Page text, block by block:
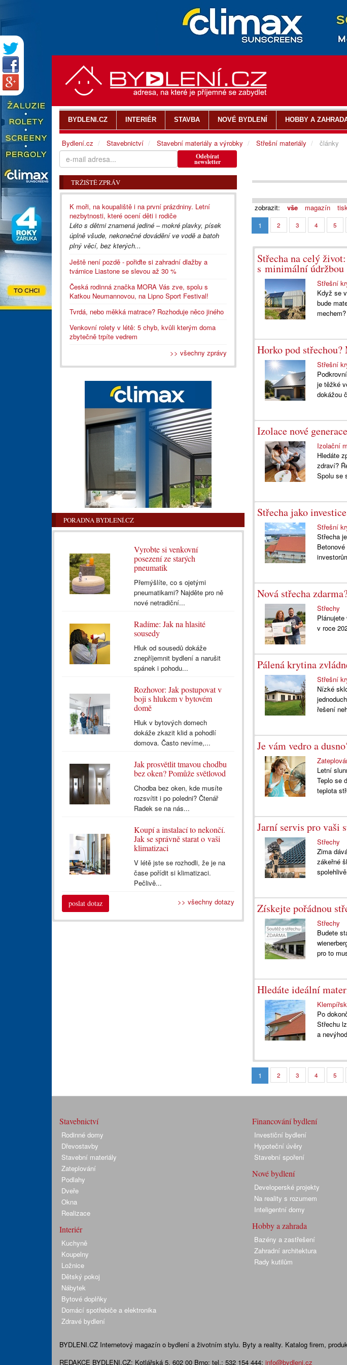
zobrazit: vše magazín
1
2 3 4 5
Střecha na celý
s minimální údržbou
Střešní
Když se
bude
Horko pod
Střešní
je těžké
dokážou
Izolace nové
Izolační
Hledáte
zdraví?
Spolu se
Střecha jako
Střešní
Střecha
Nová střecha
Střechy
v roce
Pálená krytina
Střešní
Nízké
řešení
Je vám vedro a
Letní
Teplo se
teplota
Jarní servis pro vaši
Střechy
Zima
zákeřné
Získejte pořádnou
Střechy
Budete
pro to
Hledáte ideální
Po
Střechu
a
1 2 3 4 5
Odebírat
newsletter
TRŽIŠTĚ ZPRÁV
K moři, na koupaliště i na první prázdniny. Letní
nezbytnosti, které ocení děti i rodiče
Léto s dětmi znamená jediné – mokré plavky, písek
úplně všude, nekonečné dovádění ve vodě a batoh
plný věcí, bez kterých...
Ještě není pozdě - pořiďte si zahradní dlažby a
tvárnice Liastone se slevou až 30 %
Česká rodinná značka MORA Vás zve, spolu s
Katkou Neumannovou, na Lipno Sport Festival!
Tvrdá, nebo měkká matrace? Rozhoduje něco jiného
Venkovní rolety v létě: 5 chyb, kvůli kterým doma
zbytečně trpíte vedrem
>> všechny zprávy
PORADNA BYDLENÍ.CZ
Vyrobte si venkovní
posezení ze starých
pneumatik
Přemýšlíte, co s ojetými
pneumatikami? Najděte pro ně
nové netradiční...
Radíme: Jak na hlasité
sousedy
Hluk od sousedů dokáže
znepříjemnit bydlení a narušit
spánek i pohodu...
Rozhovor: Jak postupovat v
boji s hlukem v bytovém
domě
Hluk v bytových domech
dokáže zkazit klid a pohodlí
domova. Často nevíme,...
Jak prosvětlit tmavou chodbu
bez oken? Pomůže světlovod
Chodba bez oken, kde musíte
rozsvítit i po poledni? Čtenář
Radek se na nás...
Koupí a instalací to nekončí.
Jak se správně starat o vaši
klimatizaci
V létě jste se rozhodli, že je na
čase pořídit si klimatizaci.
Pečlivě...
poslat dotaz >> všechny dotazy
BYDLENI.CZ INTERIÉR STAVBA NOVÉ BYDLENÍ HOBBY A
Bydlení.cz Stavebnictví Stavební materiály a výrobky Střešní materiály články
Stavebnictví
Rodinné domy
Dřevostavby
Stavební materiály
Zateplování
Podlahy
Dveře
Okna
Realizace
Interiér
Kuchyně
Koupelny
Ložnice
Dětský pokoj
Nábytek
Bytové doplňky
Domácí spotřebiče a elektronika
Zdravé bydlení
Financování bydlení
Investiční bydlení
Hypoteční úvěry
Stavební spoření
Nové bydlení
Developerské projekty
Na reality s rozumem
Inteligentní domy
Hobby a zahrada
Bazény a zastřešení
Zahradní architektura
Rady kutilům
BYDLENI.CZ Internetový magazín o bydlení a životním stylu. Byty a reality. Katalog firem,
REDAKCE BYDLENI.CZ: Kotlářská 5, 602 00 Brno; tel.: 532 154 444; info@bydleni.cz